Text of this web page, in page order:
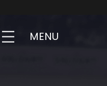
MENU